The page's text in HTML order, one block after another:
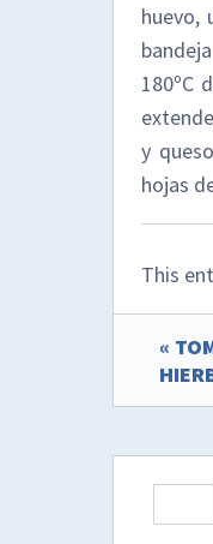
huevo,
180ºC
y
hojas
This
«